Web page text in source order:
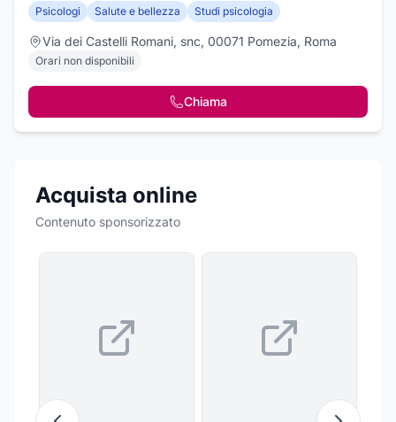
Psicologi Salute e bellezza Studi psicologia
Via dei Castelli Romani, snc, 00071 Pomezia, Roma
Orari non disponibili
Chiama
Acquista online
Contenuto sponsorizzato